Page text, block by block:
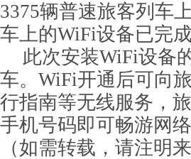
3375辆普速旅客列车
车上的WiFi设备已完
此次安装WiFi设备
车。WiFi开通后可向
行指南等无线服务，
手机号码即可畅游网络
（如需转载，请注明